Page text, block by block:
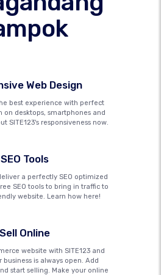
Web Design
best experience with perfect
on desktops, smartphones and
SITE123's responsiveness now.
SEO Tools
a perfectly SEO optimized
SEO tools to bring in traffic to
website. Learn how here!
Sell Online
website with SITE123 and
business is always open. Add
start selling. Make your online